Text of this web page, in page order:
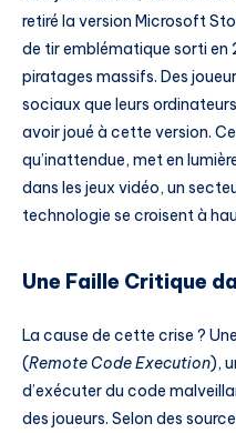
retiré la version Microsoft
de tir emblématique sorti en
piratages massifs. Des
sociaux que leurs
avoir joué à cette version.
qu’inattendue, met en
dans les jeux vidéo, un
technologie se croisent à
Une Faille Critique
La cause de cette crise ?
(Remote Code Execution),
d’exécuter du code
des joueurs. Selon des